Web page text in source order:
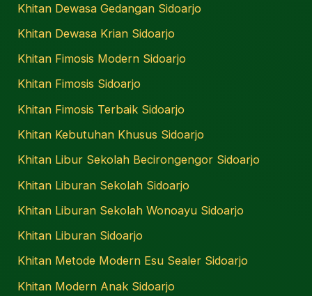
Khitan Dewasa Gedangan Sidoarjo
Khitan Dewasa Krian Sidoarjo
Khitan Fimosis Modern Sidoarjo
Khitan Fimosis Sidoarjo
Khitan Fimosis Terbaik Sidoarjo
Khitan Kebutuhan Khusus Sidoarjo
Khitan Libur Sekolah Becirongengor Sidoarjo
Khitan Liburan Sekolah Sidoarjo
Khitan Liburan Sekolah Wonoayu Sidoarjo
Khitan Liburan Sidoarjo
Khitan Metode Modern Esu Sealer Sidoarjo
Khitan Modern Anak Sidoarjo